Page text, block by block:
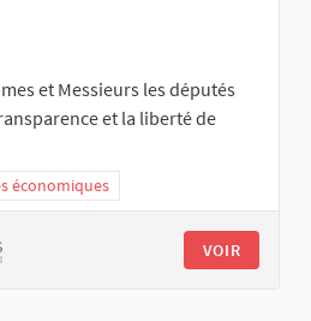
et Messieurs les députés
et la liberté de
économiques
VOIR